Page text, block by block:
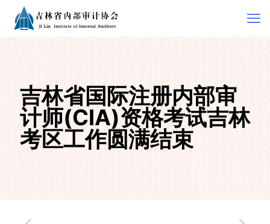
吉林省国际注册内部审
计师(CIA)资格考试吉林
考区工作圆满结束